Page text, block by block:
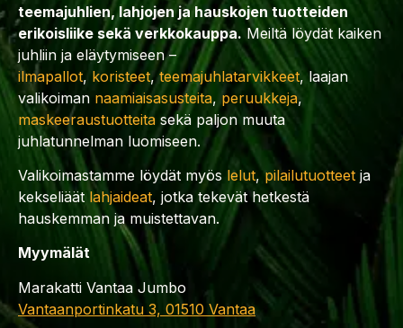
teemajuhlien, lahjojen ja hauskojen tuotteiden
erikoisliike sekä verkkokauppa. Meiltä löydät kaiken
juhliin ja eläytymiseen –
ilmapallot, koristeet,teemajuhlatarvikkeet, laajan
valikoiman naamiaisasusteita, peruukkeja,
maskeeraustuotteita sekä paljon muuta
juhlatunnelman luomiseen.
Valikoimastamme löydät myös lelut,pilailutuotteet ja
kekseliäät lahjaideat, jotka tekevät hetkestä
hauskemman ja muistettavan.
Myymälät
Marakatti Vantaa Jumbo
Vantaanportinkatu 3, 01510 Vantaa